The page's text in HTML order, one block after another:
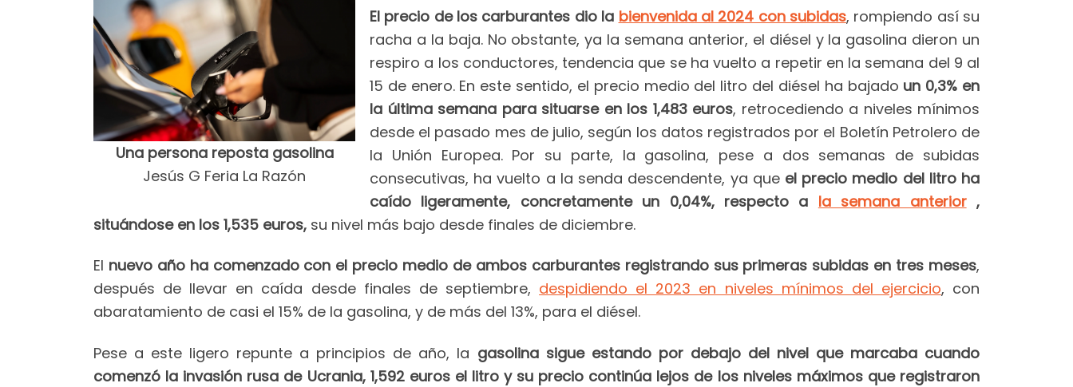
Una persona reposta gasolina
Jesús G Feria La Razón
El precio de los carburantes dio la bienvenida al 2024 con subidas, rompiendo así su
racha a la baja. No obstante, ya la semana anterior, el diésel y la gasolina dieron un
respiro a los conductores, tendencia que se ha vuelto a repetir en la semana del 9 al
15 de enero. En este sentido, el precio medio del litro del diésel ha bajado un 0,3% en
la última semana para situarse en los 1,483 euros, retrocediendo a niveles mínimos
desde el pasado mes de julio, según los datos registrados por el Boletín Petrolero de
la Unión Europea. Por su parte, la gasolina, pese a dos semanas de subidas
consecutivas, ha vuelto a la senda descendente, ya que el precio medio del litro ha
caído ligeramente, concretamente un 0,04%, respecto a la semana anterior ,
situándose en los 1,535 euros, su nivel más bajo desde finales de diciembre.
El nuevo año ha comenzado con el precio medio de ambos carburantes registrando sus primeras subidas en tres meses,
después de llevar en caída desde finales de septiembre, despidiendo el 2023 en niveles mínimos del ejercicio, con
abaratamiento de casi el 15% de la gasolina, y de más del 13%, para el diésel.
Pese a este ligero repunte a principios de año, la gasolina sigue estando por debajo del nivel que marcaba cuando
comenzó la invasión rusa de Ucrania, 1,592 euros el litro y su precio continúa lejos de los niveles máximos que registraron